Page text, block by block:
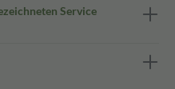
Service